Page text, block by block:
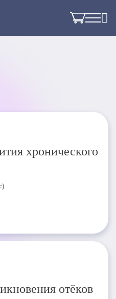
хронического
отёков